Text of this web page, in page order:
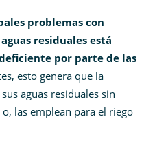
problemas con
residuales está
por parte de las
esto genera que la
aguas residuales sin
las emplean para el riego